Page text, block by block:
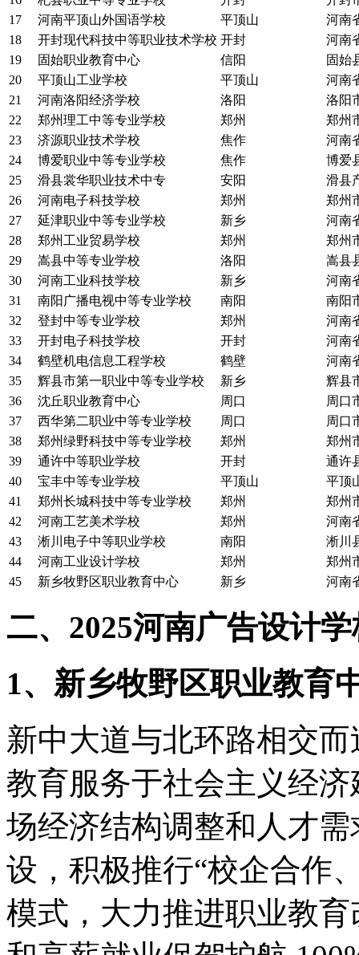
17
河南平顶山外国语学校 平顶山
河南
18
开封现代科技中等职业技术学校 开封
河南
19
固始职业教育中心 信阳
固始
20
平顶山工业学校 平顶山
河南
21
河南洛阳经济学校 洛阳
洛阳
22
郑州理工中等专业学校 郑州
郑州
23
济源职业技术学校 焦作
河南
24
博爱职业中等专业学校 焦作
博爱
25
滑县裳华职业技术中专 安阳
滑县
26
河南电子科技学校 郑州
郑州
27
延津职业中等专业学校 新乡
河南
28
郑州工业贸易学校 郑州
郑州
29
嵩县中等专业学校 洛阳
嵩县
30
河南工业科技学校 新乡
河南
31
南阳广播电视中等专业学校 南阳
南阳
32
登封中等专业学校 郑州
河南
33
开封电子科技学校 开封
河南
34
鹤壁机电信息工程学校 鹤壁
河南
35
辉县市第一职业中等专业学校 新乡
辉县
36
沈丘职业教育中心 周口
周口
37
西华第二职业中等专业学校 周口
周口
38
郑州绿野科技中等专业学校 郑州
郑州
39
通许中等职业学校 开封
通许
40
宝丰中等专业学校 平顶山
平顶
41
郑州长城科技中等专业学校 郑州
郑州
42
河南工艺美术学校 郑州
河南
43
淅川电子中等职业学校 南阳
淅川
44
河南工业设计学校 郑州
郑州
45
新乡牧野区职业教育中心 新乡 河南
二、2025河南广告设计
1、新乡牧野区职业教育
新中大道与北环路相交
教育服务于社会主义经
场经济结构调整和人才
设，积极推行“校企合作
模式，大力推进职业教